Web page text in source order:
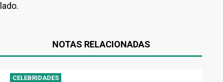
lado.
NOTAS RELACIONADAS
CELEBRIDADES